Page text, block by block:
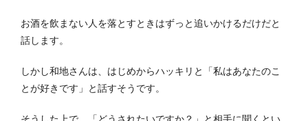
お酒を飲まない人を落とすときはずっと追いかけるだけだと
話します。
しかし和地さんは、はじめからハッキリと「私はあなたのこ
とが好きです」と話すそうです。
そうした上で、「どうされたいですか？」と相手に聞くとい